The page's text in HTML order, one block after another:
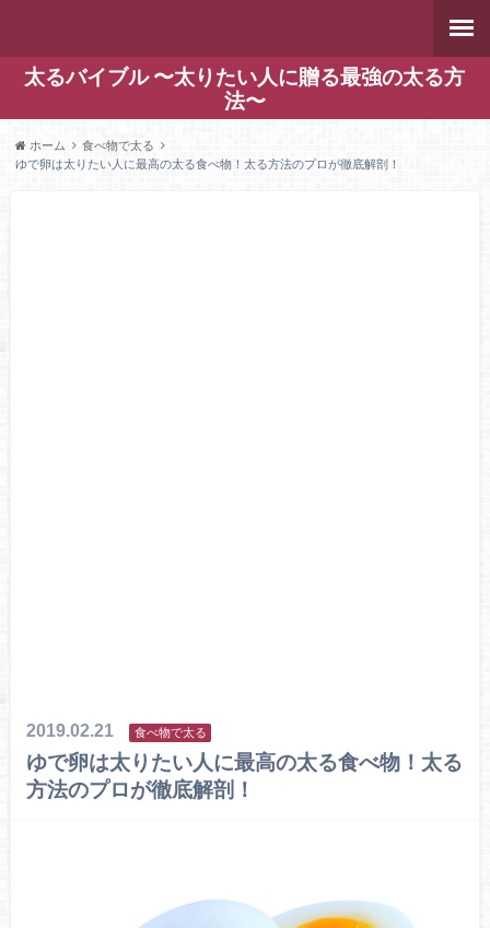
太るバイブル 〜太りたい人に贈る最強の太る方
法〜
ホーム
食べ物で太る
ゆで卵は太りたい人に最高の太る食べ物！太る方法のプロが徹底解剖！
2019.02.21 食べ物で太る
ゆで卵は太りたい人に最高の太る食べ物！太る
方法のプロが徹底解剖！